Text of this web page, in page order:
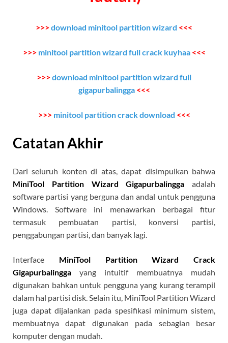
>>>download minitool partition wizard <<<
>>> minitool partition wizard full crack kuyhaa <<<
>>>download minitool partition wizard full
gigapurbalingga <<<
>>> minitool partition crack download <<<
Catatan Akhir
Dari seluruh konten di atas, dapat disimpulkan bahwa
MiniTool Partition Wizard Gigapurbalingga adalah
software partisi yang berguna dan andal untuk pengguna
Windows. Software ini menawarkan berbagai fitur
termasuk pembuatan partisi, konversi partisi,
penggabungan partisi, dan banyak lagi.
Interface MiniTool Partition Wizard Crack
Gigapurbalingga yang intuitif membuatnya mudah
digunakan bahkan untuk pengguna yang kurang terampil
dalam hal partisi disk. Selain itu, MiniTool Partition Wizard
juga dapat dijalankan pada spesifikasi minimum sistem,
membuatnya dapat digunakan pada sebagian besar
komputer dengan mudah.